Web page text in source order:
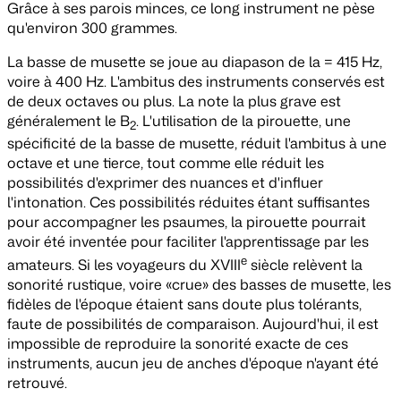
Grâce à ses parois minces, ce long instrument ne pèse
qu'environ 300 grammes.
La basse de musette se joue au diapason de la = 415 Hz,
voire à 400 Hz. L'ambitus des instruments conservés est
de deux octaves ou plus. La note la plus grave est
généralement le B2. L'utilisation de la pirouette, une
spécificité de la basse de musette, réduit l'ambitus à une
octave et une tierce, tout comme elle réduit les
possibilités d'exprimer des nuances et d'influer
l'intonation. Ces possibilités réduites étant suffisantes
pour accompagner les psaumes, la pirouette pourrait
avoir été inventée pour faciliter l'apprentissage par les
amateurs. Si les voyageurs du XVIIIe siècle relèvent la
sonorité rustique, voire «crue» des basses de musette, les
fidèles de l'époque étaient sans doute plus tolérants,
faute de possibilités de comparaison. Aujourd'hui, il est
impossible de reproduire la sonorité exacte de ces
instruments, aucun jeu de anches d'époque n'ayant été
retrouvé.